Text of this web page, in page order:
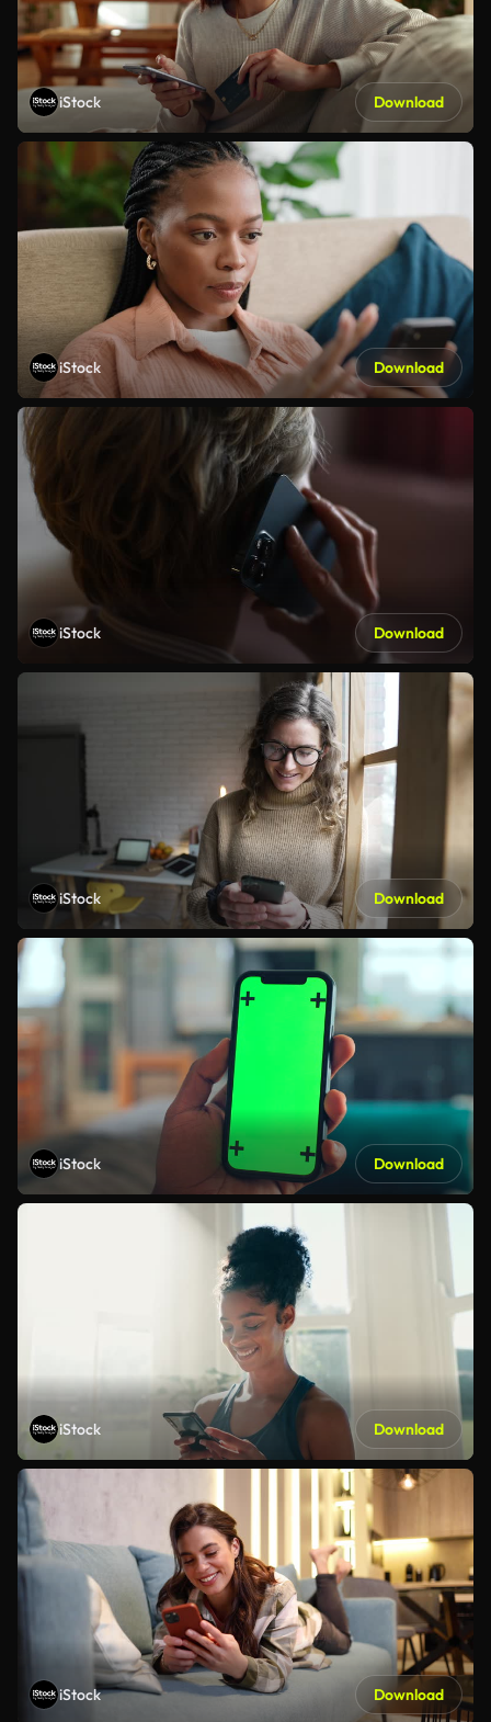
iStock Download
iStock Download
iStock Download
iStock Download
iStock Download
iStock Download
iStock Download